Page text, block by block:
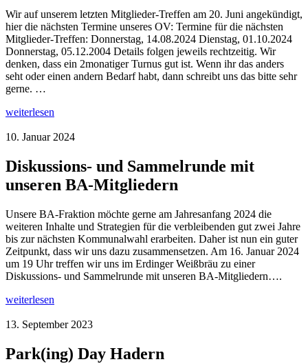
Wir auf unserem letzten Mitglieder-Treffen am 20. Juni angekündigt,
hier die nächsten Termine unseres OV: Termine für die nächsten
Mitglieder-Treffen: Donnerstag, 14.08.2024 Dienstag, 01.10.2024
Donnerstag, 05.12.2004 Details folgen jeweils rechtzeitig. Wir
denken, dass ein 2monatiger Turnus gut ist. Wenn ihr das anders
seht oder einen andern Bedarf habt, dann schreibt uns das bitte sehr
gerne. …
weiterlesen
10. Januar 2024
Diskussions- und Sammelrunde mit
unseren BA-Mitgliedern
Unsere BA-Fraktion möchte gerne am Jahresanfang 2024 die
weiteren Inhalte und Strategien für die verbleibenden gut zwei Jahre
bis zur nächsten Kommunalwahl erarbeiten. Daher ist nun ein guter
Zeitpunkt, dass wir uns dazu zusammensetzen. Am 16. Januar 2024
um 19 Uhr treffen wir uns im Erdinger Weißbräu zu einer
Diskussions- und Sammelrunde mit unseren BA-Mitgliedern….
weiterlesen
13. September 2023
Park(ing) Day Hadern